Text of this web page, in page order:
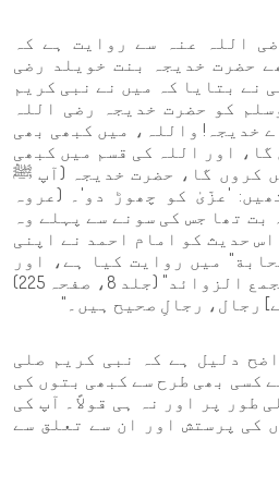
اللہ عنہ سے روایت ہے کہ
حضرت خدیجہ بنت خویلد رضی
نے بتایا کہ میں نے نبی کریم
کو حضرت خدیجہ رضی اللہ
خدیجہ! واللہ، میں کبھی بھی
گا، اور اللہ کی قسم میں کبھی
کروں گا، حضرت خدیجہ (آپ ﷺ
'عزّیٰ کو چھوڑ دو'۔ (عروہ
بت تھا جس کی سونے سے پہلے وہ
حدیث کو امام احمد نے اپنی
میں روایت کیا ہے، اور
نور الدین ہیثمی نے "مجمع الزوائد" (جلد 8، صفحہ 225)
رجال، رجالِ صحیح ہیں۔"
دلیل ہے کہ نبی کریم صلی
کسی بھی طرح سے کبھی بتوں کی
طور پر اور نہ ہی قولاً۔ آپ کی
کی پرستش اور ان سے تعلق سے